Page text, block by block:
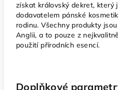
získat královský dekret, který
dodavatelem pánské
rodinu. Všechny produkty
Anglii, a to pouze z
použití přírodních esencí.
Doplňkové